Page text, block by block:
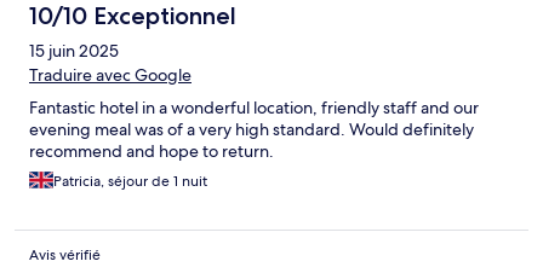
10/10 Exceptionnel
15 juin 2025
Traduire avec Google
Fantastic hotel in a wonderful location, friendly staff and our
evening meal was of a very high standard. Would definitely
recommend and hope to return.
Patricia, séjour de 1 nuit
Avis vérifié